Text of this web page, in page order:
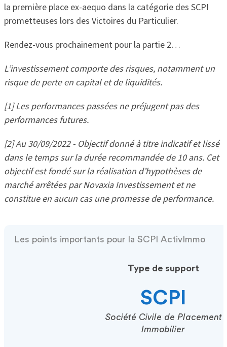
la première place ex-aequo dans la catégorie des SCPI
prometteuses lors des Victoires du Particulier.
Rendez-vous prochainement pour la partie 2…
L’investissement comporte des risques, notamment un
risque de perte en capital et de liquidités.
[1] Les performances passées ne préjugent pas des
performances futures.
[2] Au 30/09/2022 - Objectif donné à titre indicatif et lissé
dans le temps sur la durée recommandée de 10 ans. Cet
objectif est fondé sur la réalisation d’hypothèses de
marché arrêtées par Novaxia Investissement et ne
constitue en aucun cas une promesse de performance.
Les points importants pour la SCPI ActivImmo
Type de support
SCPI
Société Civile de Placement
Immobilier